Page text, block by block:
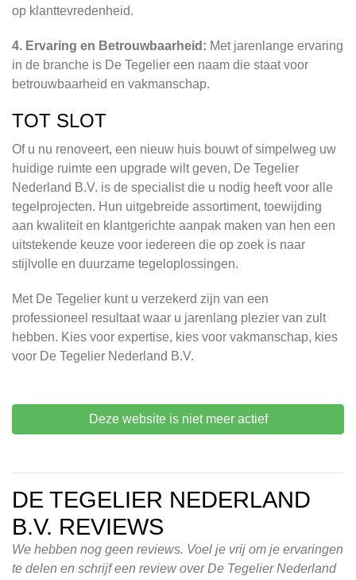
op klanttevredenheid.
4. Ervaring en Betrouwbaarheid: Met jarenlange ervaring
in de branche is De Tegelier een naam die staat voor
betrouwbaarheid en vakmanschap.
TOT SLOT
Of u nu renoveert, een nieuw huis bouwt of simpelweg uw
huidige ruimte een upgrade wilt geven, De Tegelier
Nederland B.V. is de specialist die u nodig heeft voor alle
tegelprojecten. Hun uitgebreide assortiment, toewijding
aan kwaliteit en klantgerichte aanpak maken van hen een
uitstekende keuze voor iedereen die op zoek is naar
stijlvolle en duurzame tegeloplossingen.
Met De Tegelier kunt u verzekerd zijn van een
professioneel resultaat waar u jarenlang plezier van zult
hebben. Kies voor expertise, kies voor vakmanschap, kies
voor De Tegelier Nederland B.V.
Deze website is niet meer actief
DE TEGELIER NEDERLAND
B.V. REVIEWS
We hebben nog geen reviews. Voel je vrij om je ervaringen
te delen en schrijf een review over De Tegelier Nederland